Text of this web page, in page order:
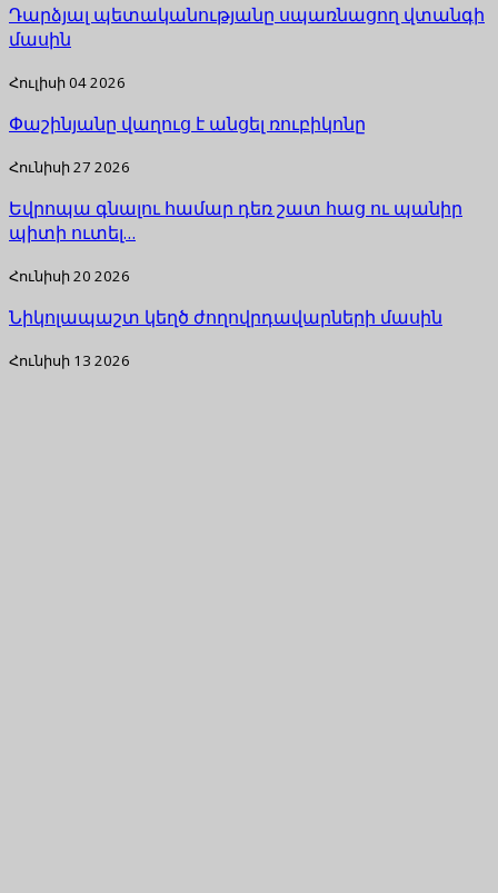
Դարձյալ պետականությանը սպառնացող վտանգի
մասին
Հուլիսի 04 2026
Փաշինյանը վաղուց է անցել ռուբիկոնը
Հունիսի 27 2026
Եվրոպա գնալու համար դեռ շատ հաց ու պանիր
պիտի ուտել…
Հունիսի 20 2026
Նիկոլապաշտ կեղծ ժողովրդավարների մասին
Հունիսի 13 2026